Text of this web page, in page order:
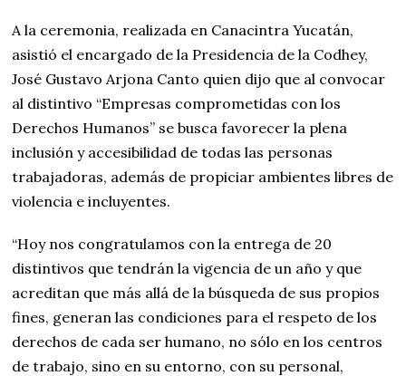
A la ceremonia, realizada en Canacintra Yucatán,
asistió el encargado de la Presidencia de la Codhey,
José Gustavo Arjona Canto quien dijo que al convocar
al distintivo “Empresas comprometidas con los
Derechos Humanos” se busca favorecer la plena
inclusión y accesibilidad de todas las personas
trabajadoras, además de propiciar ambientes libres de
violencia e incluyentes.
“Hoy nos congratulamos con la entrega de 20
distintivos que tendrán la vigencia de un año y que
acreditan que más allá de la búsqueda de sus propios
fines, generan las condiciones para el respeto de los
derechos de cada ser humano, no sólo en los centros
de trabajo, sino en su entorno, con su personal,